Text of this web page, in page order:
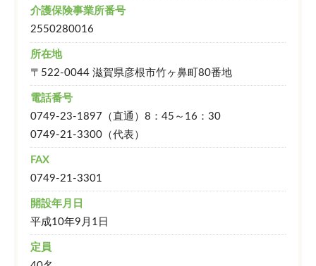
介護保険事業所番号
2550280016
所在地
〒522-0044 滋賀県彦根市竹ヶ鼻町80番地
電話番号
0749-23-1897（直通）8：45～16：30
0749-21-3300（代表）
FAX
0749-21-3301
開設年月日
平成10年9月1日
定員